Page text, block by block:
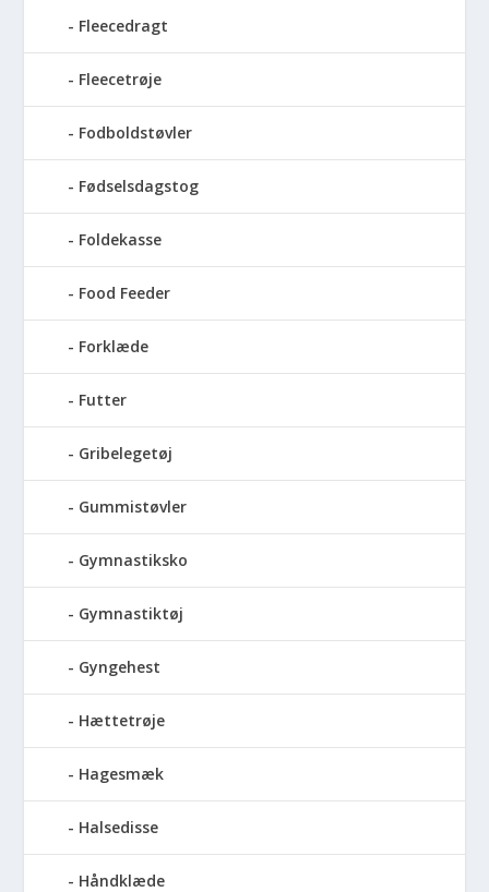
Fleecedragt
Fleecetrøje
Fodboldstøvler
Fødselsdagstog
Foldekasse
Food Feeder
Forklæde
Futter
Gribelegetøj
Gummistøvler
Gymnastiksko
Gymnastiktøj
Gyngehest
Hættetrøje
Hagesmæk
Halsedisse
Håndklæde